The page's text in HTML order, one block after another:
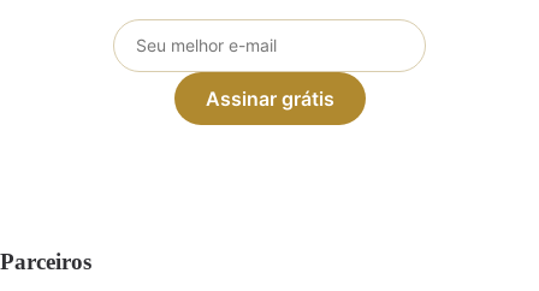
Assinar grátis
Parceiros